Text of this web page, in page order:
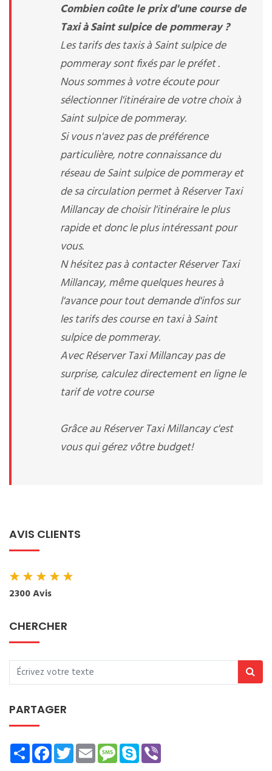
Combien coûte le prix d'une course de
Taxi à Saint sulpice de pommeray ?
Les tarifs des taxis à Saint sulpice de
pommeray sont fixés par le préfet .
Nous sommes à votre écoute pour
sélectionner l'itinéraire de votre choix à
Saint sulpice de pommeray.
Si vous n'avez pas de préférence
particulière, notre connaissance du
réseau de Saint sulpice de pommeray et
de sa circulation permet à Réserver Taxi
Millancay de choisir l'itinéraire le plus
rapide et donc le plus intéressant pour
vous.
N hésitez pas à contacter Réserver Taxi
Millancay, même quelques heures à
l'avance pour tout demande d'infos sur
les tarifs des course en taxi à Saint
sulpice de pommeray.
Avec Réserver Taxi Millancay pas de
surprise, calculez directement en ligne le
tarif de votre course
Grâce au Réserver Taxi Millancay c'est
vous qui gérez vôtre budget!
AVIS CLIENTS
★★★★★
2300 Avis
CHERCHER
PARTAGER
ShareFacebookTwitterEmailMessage
Skype